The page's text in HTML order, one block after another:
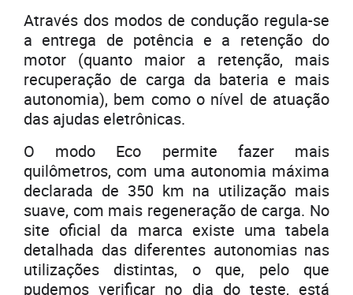
Através dos modos de condução regula-se
a entrega de potência e a retenção do
motor (quanto maior a retenção, mais
recuperação de carga da bateria e mais
autonomia), bem como o nível de atuação
das ajudas eletrônicas.
O modo Eco permite fazer mais
quilômetros, com uma autonomia máxima
declarada de 350 km na utilização mais
suave, com mais regeneração de carga. No
site oficial da marca existe uma tabela
detalhada das diferentes autonomias nas
utilizações distintas, o que, pelo que
pudemos verificar no dia do teste, está